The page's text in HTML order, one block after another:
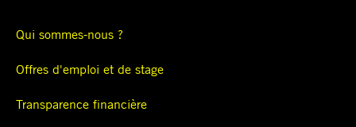
Qui sommes-nous ?
Offres d'emploi et de stage
Transparence financière